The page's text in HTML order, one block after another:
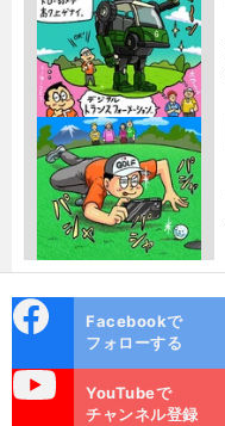
ok
Facebookで
フォローする
YouTubeで
チャンネル登録